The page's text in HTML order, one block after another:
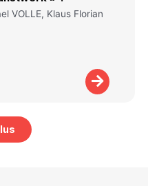
VOLLE, Klaus Florian